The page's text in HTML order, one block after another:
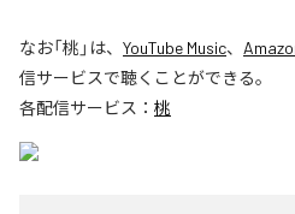
なお「桃 」は、 YouTube Music、
信サービスで聴くことができる。
各配信サービス： 桃